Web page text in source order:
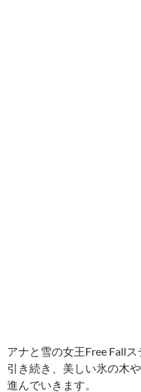
アナと雪の女王Free Fall
引き続き、美しい氷の木
進んでいきます。